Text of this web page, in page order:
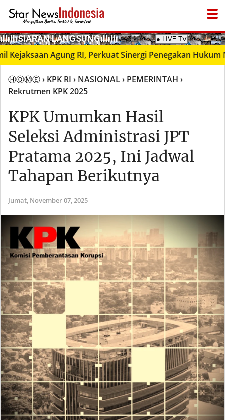
­ıllıllıS͙I͙A͙R͙A͙N͙ L͙A͙N͙G͙S͙U͙N͙G͙ıllıllı ● LIVΞ Tᐯ
Agung RI, Perkuat Sinergi Penegakan Hukum
ⒽⓄⓂⒺ› KPK RI › NASIONAL› PEMERINTAH ›
Rekrutmen KPK 2025
KPK Umumkan Hasil
Seleksi Administrasi JPT
Pratama 2025, Ini Jadwal
Tahapan Berikutnya
Jumat, November 07, 2025